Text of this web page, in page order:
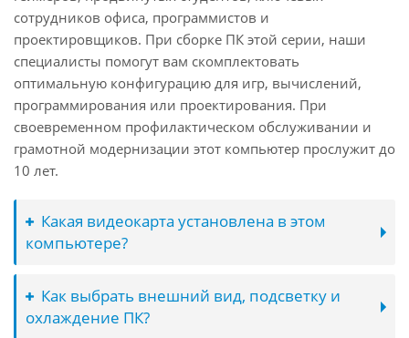
сотрудников офиса, программистов и
проектировщиков. При сборке ПК этой серии, наши
специалисты помогут вам скомплектовать
оптимальную конфигурацию для игр, вычислений,
программирования или проектирования. При
своевременном профилактическом обслуживании и
грамотной модернизации этот компьютер прослужит до
10 лет.
Какая видеокарта установлена в этом
компьютере?
Как выбрать внешний вид, подсветку и
охлаждение ПК?